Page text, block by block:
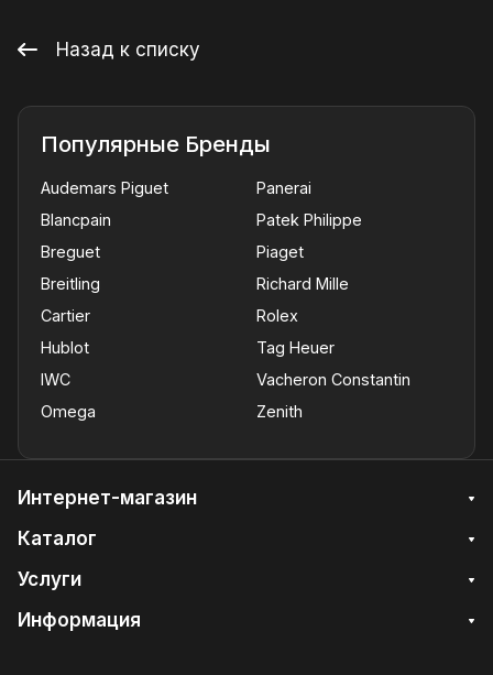
Назад к списку
Популярные Бренды
Audemars Piguet
Blancpain
Breguet
Breitling
Cartier
Hublot
IWC
Omega
Panerai
Patek Philippe
Piaget
Richard Mille
Rolex
Tag Heuer
Vacheron Constantin
Zenith
Интернет-магазин
Каталог
Услуги
Информация